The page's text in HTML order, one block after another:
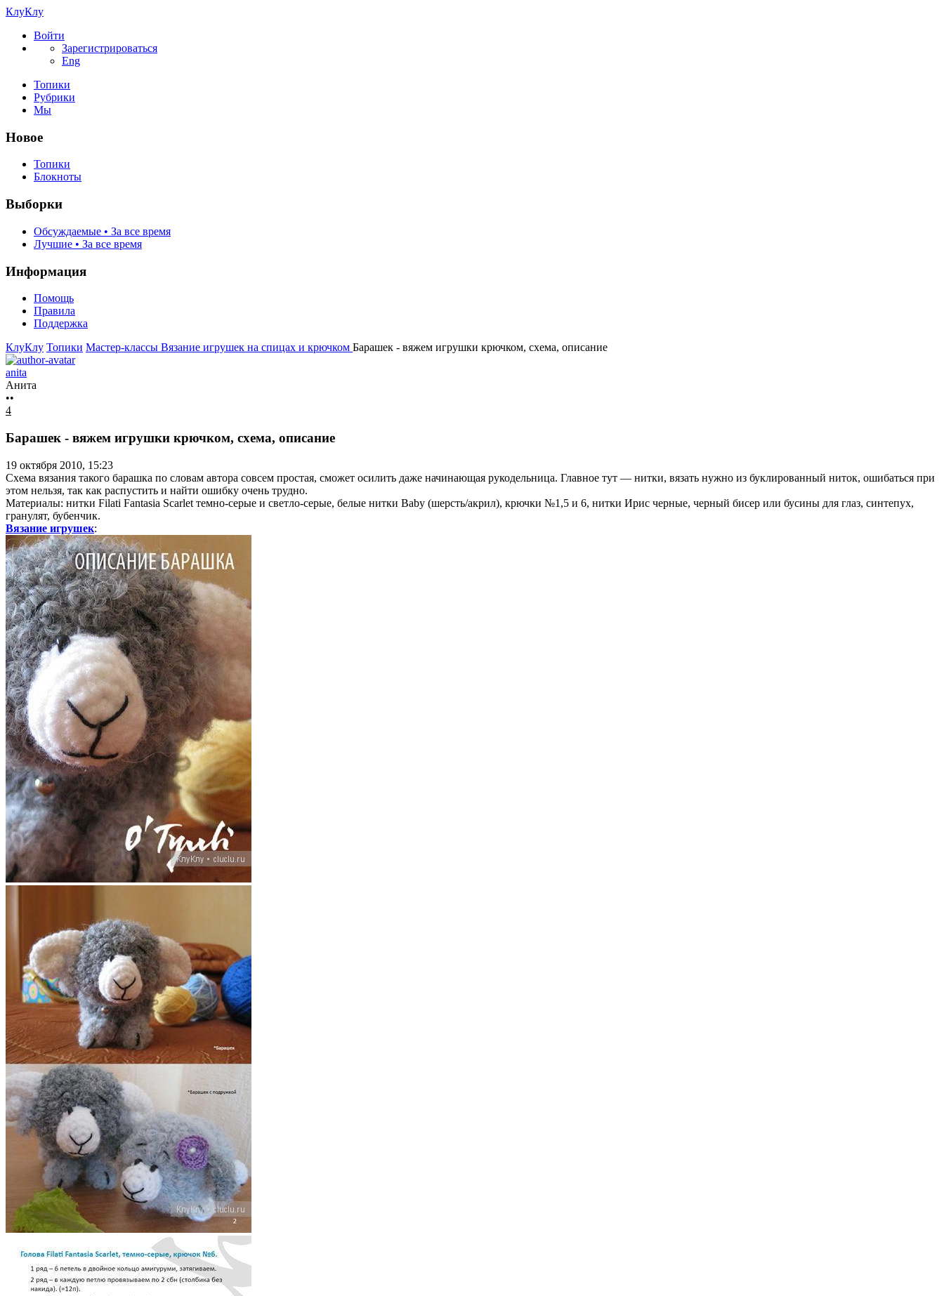
КлуКлу
Войти
Зарегистрироваться
Eng
Топики
Рубрики
Мы
Новое
Топики
Блокноты
Выборки
Обсуждаемые • За все время
Лучшие • За все время
Информация
Помощь
Правила
Поддержка
КлуКлу Топики Мастер-классы Вязание игрушек на спицах и крючком Барашек - вяжем игрушки крючком, схема, описание
anita
Анита
••
4
Барашек - вяжем игрушки крючком, схема, описание
19 октября 2010, 15:23
Схема вязания такого барашка по словам автора совсем простая, сможет осилить даже начинающая рукодельница. Главное тут — нитки, вязать нужно из буклированный ниток, ошибаться при
этом нельзя, так как распустить и найти ошибку очень трудно.
Материалы: нитки Filati Fantasia Scarlet темно-серые и светло-серые, белые нитки Baby (шерсть/акрил), крючки №1,5 и 6, нитки Ирис черные, черный бисер или бусины для глаз, синтепух,
гранулят, бубенчик.
Вязание игрушек: